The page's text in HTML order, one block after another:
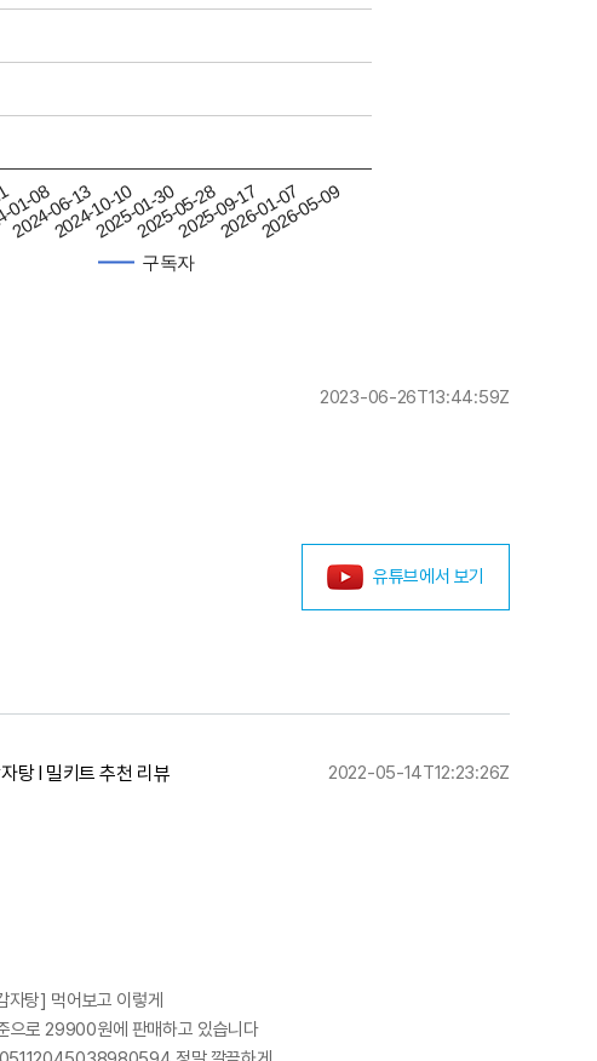
구독자
08
2024-06-132024-10-102025-01-302025-05-282025-09-172026-01-07
2026-05-09
2023-06-26T13:44:59Z
유튜브에서 보기
탕 l 밀키트 추천 리뷰 2022-05-14T12:23:26Z
자탕] 먹어보고 이렇게
으로 29900원에 판매하고 있습니다